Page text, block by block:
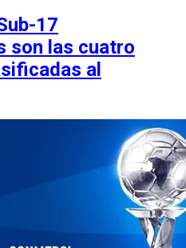
17
son las cuatro
al